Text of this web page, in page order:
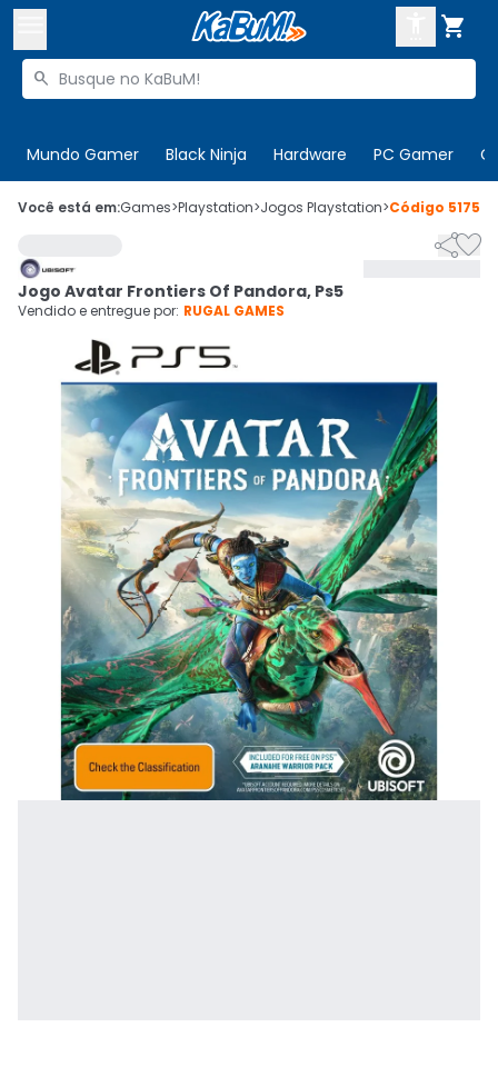

Buscar produtos

Mundo Gamer Black Ninja Hardware PC Gamer
 Olá. Acesse sua conta

Cupons
Mais Vendidos
Ativar tradutor em libras
CADASTRE-SE
Você está em:Games>Playstation>Jogos Playstation>Código 517523

Jogo Avatar Frontiers Of Pandora, Ps5
Vendido e entregue por: RUGAL GAMES